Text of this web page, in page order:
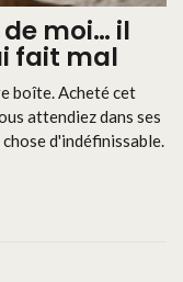
moi… il
fait mal
boîte. Acheté cet
attendiez dans ses
d'indéfinissable.